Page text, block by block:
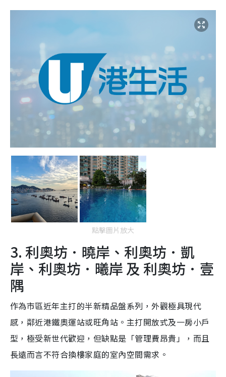
點擊圖片放大
3. 利奧坊．曉岸、利奧坊．凱
岸、利奧坊．曦岸 及 利奧坊．壹
隅
作為市區近年主打的半新精品盤系列，外觀極具現代
感，鄰近港鐵奧運站或旺角站。主打開放式及一房小戶
型，極受新世代歡迎，但缺點是「管理費昂貴」，而且
長遠而言不符合換樓家庭的室內空間需求。